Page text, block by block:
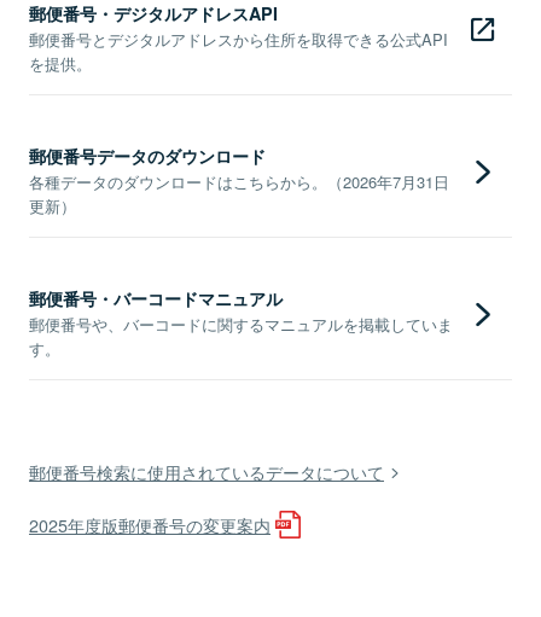
郵便番号・デジタルアドレスAPI
郵便番号とデジタルアドレスから住所を取得できる公式API
を提供。
郵便番号データのダウンロード
各種データのダウンロードはこちらから。（2026年7月31日
更新）
郵便番号・バーコードマニュアル
郵便番号や、バーコードに関するマニュアルを掲載していま
す。
郵便番号検索に使用されているデータについて
2025年度版郵便番号の変更案内